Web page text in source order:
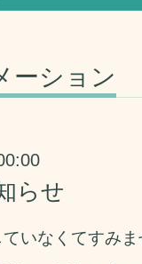
ーション
らせ
ていなくてすみ